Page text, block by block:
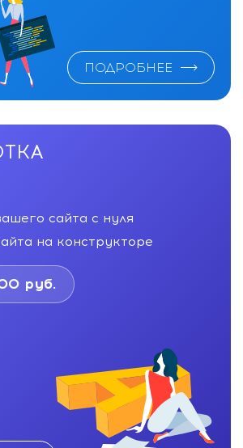
ПОДРОБНЕЕ
сайта с нуля
на конструкторе
руб.